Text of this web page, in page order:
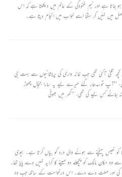
ہو جاتا ہے اور نیم غنودگی کے عالم میں دیکھتا ہے کہ اس
میں نہیں کر سکتا اسے خواب میں انجام دیتا ہے۔
تلخی آگئی تھی جب خانہ داری کی پریشانیوں سے بہت جی
’’آپ توسدھار گئے میرے لیے یہ سارا جنجال چھوڑ
جانے کس لیے کی تھی، ’’گھر میں بھونی
کو ٹھیس پہنچنے سے ہونے والی درد کو بیاں کرتا ہے۔ بیوی
وہ مکان مالک کو پچھلے دو مہینے کا کرایہ نہیں دے پایا تھا۔
کی اور مہلت دے دے۔ اس درخواست کے ساتھ جب وہ